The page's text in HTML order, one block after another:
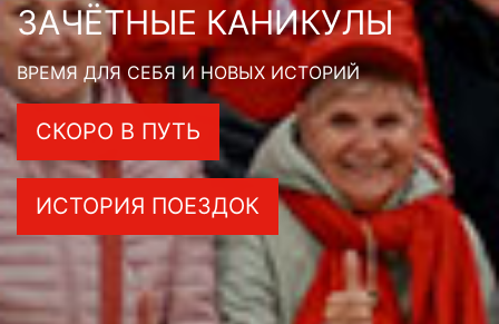
ЗАЧЁТНЫЕ КАНИКУЛЫ
ВРЕМЯ ДЛЯ СЕБЯ И НОВЫХ ИСТОРИЙ
СКОРО В ПУТЬ
ИСТОРИЯ ПОЕЗДОК